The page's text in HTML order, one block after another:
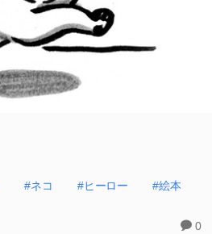
#ネコ #ヒーロー #絵本
0